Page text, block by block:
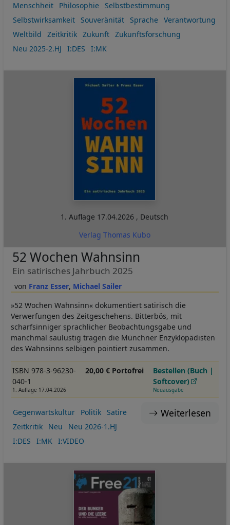
Menschheit
Philosophie
Selbstbestimmung
Selbstwirksamkeit
Souveränität Sprache
Verantwortung
Weltbild
Zeitkritik Zukunft
Zukunftsforschung
Neu 2025-2.HJ
I:DES I:MK
1. Auflage 17.04.2026 , Deutsch
Verlag Thomas Kubo
Franz Esser Michael Sailer
52 Wochen Wahnsinn
Ein satirisches Jahrbuch 2025
»52 Wochen Wahnsinn« dokumentiert satirisch die
Verwerfungen des Zeitgeschehens. Bitterbös, mit
scharfsinniger sprachlicher Beobachtungsgabe und
manchmal saulustig tragen die Münchner Enzyklopädisten
des Wahnsinns selbigen pointiert zusammen.
ISBN 978-3-96230-
040-1
1. Auflage 17.04.2026
20,00 € Portofrei
Bestellen (Buch |
Softcover)
Neuausgabe
Weiterlesen
Gegenwartskultur Politik
Satire
Zeitkritik
Neu
Neu 2026-1.HJ
I:DES
I:MK I:VIDEO